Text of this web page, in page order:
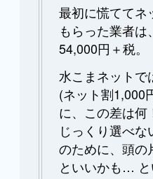
最初に慌ててネ
もらった業者
54,000円＋税。
水こまネットで
(ネット割1,000
に、この差は何
じっくり選べ
のために、頭の
といいかも…